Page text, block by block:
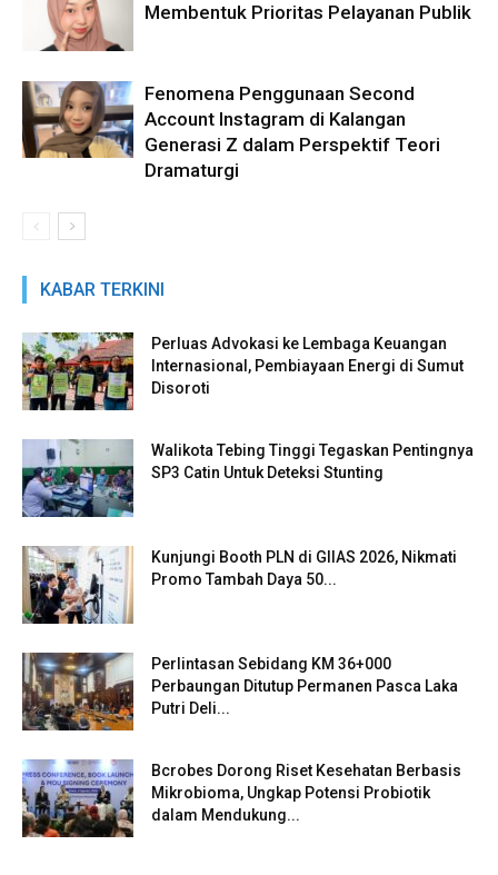
Membentuk Prioritas Pelayanan Publik
Fenomena Penggunaan Second
Account Instagram di Kalangan
Generasi Z dalam Perspektif Teori
Dramaturgi
KABAR TERKINI
Perluas Advokasi ke Lembaga Keuangan
Internasional, Pembiayaan Energi di Sumut
Disoroti
Walikota Tebing Tinggi Tegaskan Pentingnya
SP3 Catin Untuk Deteksi Stunting
Kunjungi Booth PLN di GIIAS 2026, Nikmati
Promo Tambah Daya 50...
Perlintasan Sebidang KM 36+000
Perbaungan Ditutup Permanen Pasca Laka
Putri Deli...
Bcrobes Dorong Riset Kesehatan Berbasis
Mikrobioma, Ungkap Potensi Probiotik
dalam Mendukung...